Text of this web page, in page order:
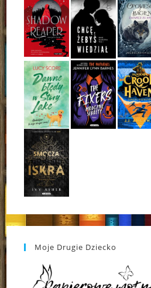
Moje Drugie Dziecko